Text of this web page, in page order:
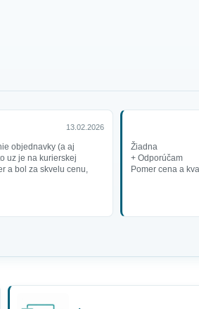
13.02.2026
objednavky (a aj
uz je na kurierskej
a bol za skvelu cenu,
Žiadna
+ Odporúčam
Pomer cena a